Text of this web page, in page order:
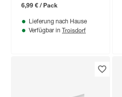
6,99 € / Pack
Lieferung nach Hause
Verfügbar in Troisdorf